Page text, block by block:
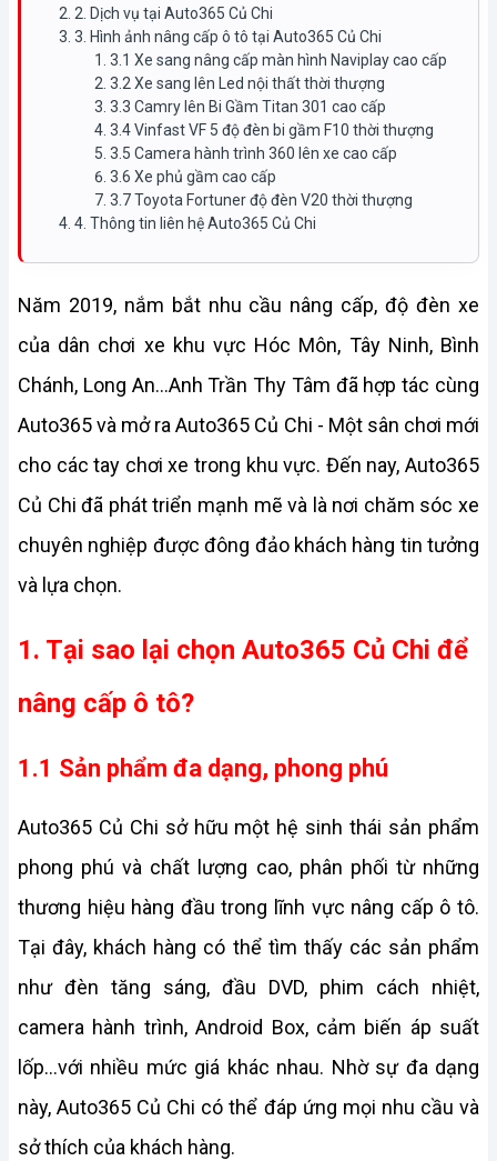
2. Dịch vụ tại Auto365 Củ Chi
3. Hình ảnh nâng cấp ô tô tại Auto365 Củ Chi
3.1 Xe sang nâng cấp màn hình Naviplay cao cấp
3.2 Xe sang lên Led nội thất thời thượng
3.3 Camry lên Bi Gầm Titan 301 cao cấp
3.4 Vinfast VF 5 độ đèn bi gầm F10 thời thượng
3.5 Camera hành trình 360 lên xe cao cấp
3.6 Xe phủ gầm cao cấp
3.7 Toyota Fortuner độ đèn V20 thời thượng
4. Thông tin liên hệ Auto365 Củ Chi
Năm 2019, nắm bắt nhu cầu nâng cấp, độ đèn xe
của dân chơi xe khu vực Hóc Môn, Tây Ninh, Bình
Chánh, Long An...Anh Trần Thy Tâm đã hợp tác cùng
Auto365 và mở ra Auto365 Củ Chi - Một sân chơi mới
cho các tay chơi xe trong khu vực. Đến nay, Auto365
Củ Chi đã phát triển mạnh mẽ và là nơi chăm sóc xe
chuyên nghiệp được đông đảo khách hàng tin tưởng
và lựa chọn.
1. Tại sao lại chọn Auto365 Củ Chi để
nâng cấp ô tô?
1.1 Sản phẩm đa dạng, phong phú
Auto365 Củ Chi sở hữu một hệ sinh thái sản phẩm
phong phú và chất lượng cao, phân phối từ những
thương hiệu hàng đầu trong lĩnh vực nâng cấp ô tô.
Tại đây, khách hàng có thể tìm thấy các sản phẩm
như đèn tăng sáng, đầu DVD, phim cách nhiệt,
camera hành trình, Android Box, cảm biến áp suất
lốp…với nhiều mức giá khác nhau. Nhờ sự đa dạng
này, Auto365 Củ Chi có thể đáp ứng mọi nhu cầu và
sở thích của khách hàng.